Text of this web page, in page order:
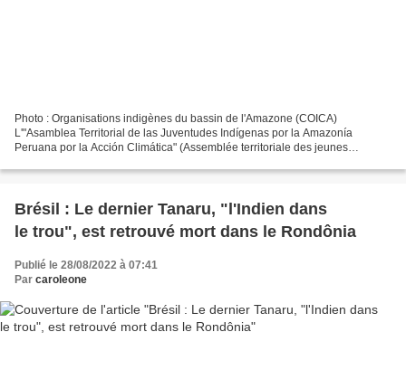
Photo : Organisations indigènes du bassin de l'Amazone (COICA)
L'"Asamblea Territorial de las Juventudes Indígenas por la Amazonía
Peruana por la Acción Climática" (Assemblée territoriale des jeunes
Brésil : Le dernier Tanaru, "l'Indien dans
le trou", est retrouvé mort dans le Rondônia
Publié le 28/08/2022 à 07:41
Par caroleone